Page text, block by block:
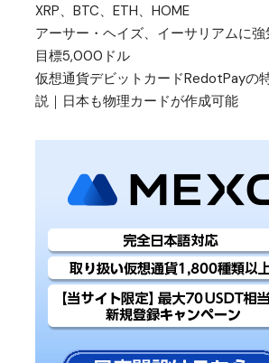
XRP、BTC、ETH、HOME
アーサー・ヘイズ、イーサリアムに
目標5,000ドル
仮想通貨デビットカードRedotPayの
説｜日本も物理カードが作成可能